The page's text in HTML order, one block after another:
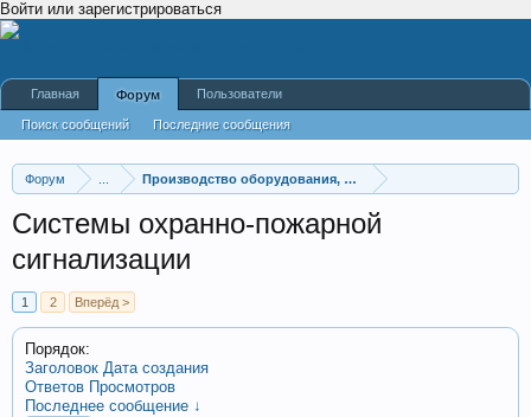
Войти или зарегистрироваться
Форум Производство оборудования, оборудование для произв
Системы охранно-пожарной
сигнализации
1 2 Вперёд >
Порядок:
Заголовок Дата создания
Ответов Просмотров
Последнее сообщение ↓
Главная Форум
Поиск сообщений Последние сообщения
Пользователи